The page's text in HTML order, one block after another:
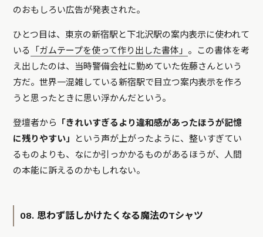
のおもしろい広告が発表された。
ひとつ目は、東京の新宿駅と下北沢駅の案内表示に使われて
いる
「ガムテープを使って作り出した書体」 。この書体を考
え出したのは、当時警備会社に勤めていた佐藤さんという
方だ。世界一混雑している新宿駅で目立つ案内表示を作ろ
うと思ったときに思い浮かんだという。
登壇者から
「きれいすぎるより違和感があったほうが記憶
に残りやすい」
という声が上がったように、整いすぎてい
るものよりも、なにか引っかかるものがあるほうが、人間
の本能に訴えるのかもしれない。
08. 思わず話しかけたくなる魔法のTシャツ